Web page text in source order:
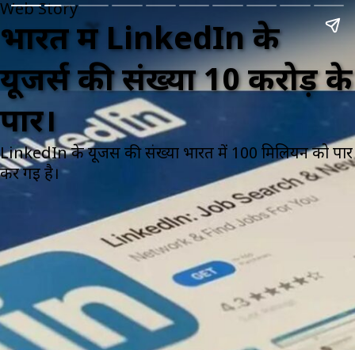
Web Story
भारत में LinkedIn के
यूजर्स की संख्या 10 करोड़ के
पार।
LinkedIn के यूजर्स की संख्या भारत में 100 मिलियन को पार
कर गई है।